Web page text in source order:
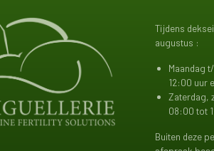
Tijdens
augustus :
Maandag
12:00 uur
Zaterdag,
08:00 tot
Buiten deze